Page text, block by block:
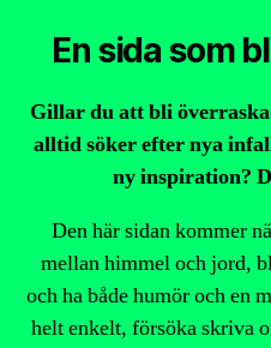
En sida som
Gillar du att bli
alltid söker efter nya
ny inspiration?
Den här sidan kommer
mellan himmel och jord,
och ha både humör och en
helt enkelt, försöka skriva